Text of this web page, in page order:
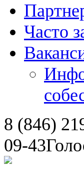
Часто
8 (846)
09-43